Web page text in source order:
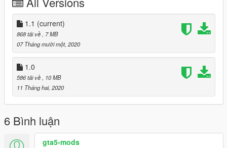
If you like what I do, don't forget to leave an appreciation.
1.1 (current)
868 tải về
, 7 MB
07 Tháng mười một, 2020
1.0
586 tải về
, 10 MB
11 Tháng hai, 2020
6 Bình luận
gta5-mods